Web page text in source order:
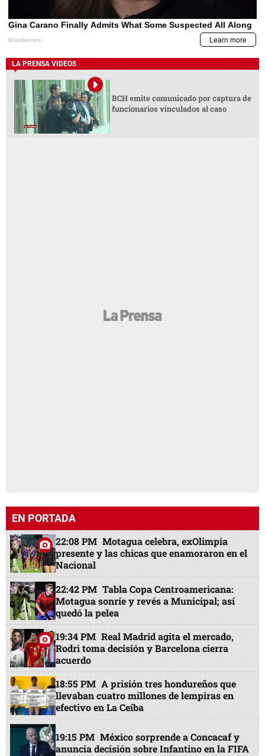
LA PRENSA VIDEOS
BCH emite comunicado por captura de
funcionarios vinculados al caso
EN PORTADA
22:08 PM Motagua celebra, exOlimpia
presente y las chicas que enamoraron en el
Nacional
22:42 PM Tabla Copa Centroamericana:
Motagua sonríe y revés a Municipal; así
quedó la pelea
19:34 PM Real Madrid agita el mercado,
Rodri toma decisión y Barcelona cierra
acuerdo
18:55 PM A prisión tres hondureños que
llevaban cuatro millones de lempiras en
efectivo en La Ceiba
19:15 PM México sorprende a Concacaf y
anuncia decisión sobre Infantino en la FIFA